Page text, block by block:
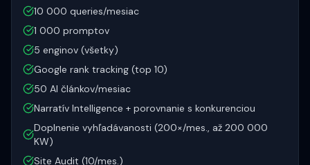
10 000 queries/mesiac
1 000 promptov
5 enginov (všetky)
Google rank tracking (top 10)
50 AI článkov/mesiac
Narratív Intelligence + porovnanie s konkurenciou
Doplnenie vyhľadávanosti (200×/mes., až 200 000
KW)
Site Audit (10/mes.)